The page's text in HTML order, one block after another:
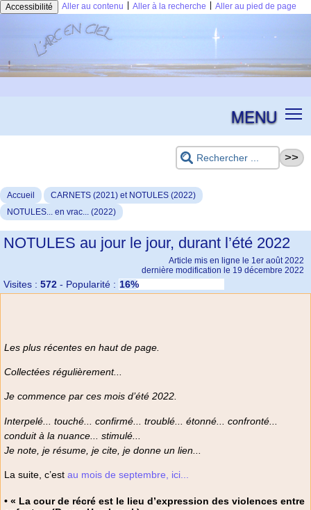
Accessibilité Aller au contenu Aller à la recherche Aller au pied de page
MENU
Accueil
CARNETS (2021) et NOTULES (2022)
NOTULES... en vrac... (2022)
NOTULES au jour le jour, durant l’été 2022
Article mis en ligne le 1er août 2022
dernière modification le 19 décembre 2022
Visites : 572 - Popularité : 16%
Les plus récentes en haut de page.
Collectées régulièrement...
Je commence par ces mois d’été 2022.
Interpelé... touché... confirmé... troublé... étonné... confronté...
conduit à la nuance... stimulé...
Je note, je résume, je cite, je donne un lien...
La suite, c’est au mois de septembre, ici...
• « La cour de récré est le lieu d’expression des violences entre